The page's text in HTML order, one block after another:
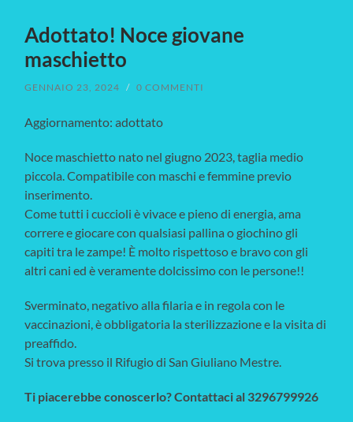
Adottato! Noce giovane
maschietto
GENNAIO 23, 2024 / 0 COMMENTI
Aggiornamento: adottato
Noce maschietto nato nel giugno 2023, taglia medio
piccola. Compatibile con maschi e femmine previo
inserimento.
Come tutti i cuccioli è vivace e pieno di energia, ama
correre e giocare con qualsiasi pallina o giochino gli
capiti tra le zampe! È molto rispettoso e bravo con gli
altri cani ed è veramente dolcissimo con le persone!!
Sverminato, negativo alla filaria e in regola con le
vaccinazioni, è obbligatoria la sterilizzazione e la visita di
preaffido.
Si trova presso il Rifugio di San Giuliano Mestre.
Ti piacerebbe conoscerlo? Contattaci al 3296799926